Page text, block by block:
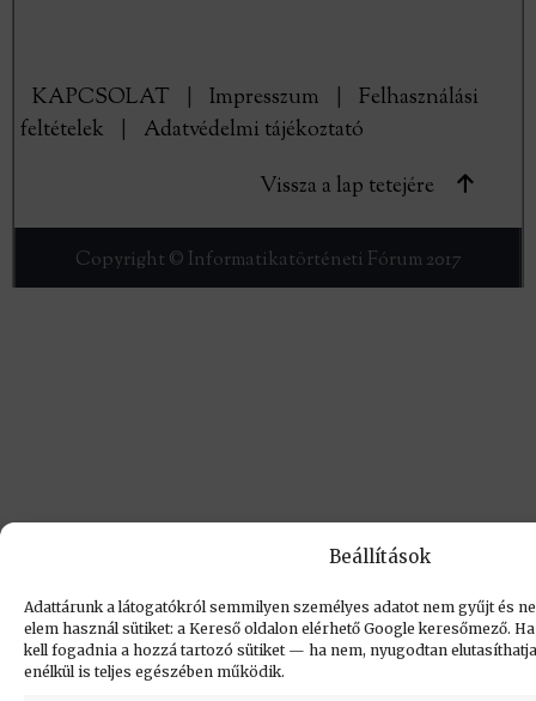
Beállítások
Adattárunk a látogatókról semmilyen személyes adatot nem gyűjt és
elem használ sütiket: a Kereső oldalon elérhető Google keresőmező.
kell fogadnia a hozzá tartozó sütiket — ha nem, nyugodtan
enélkül is teljes egészében működik.
KAPCSOLAT Impresszum
Felhasználási
feltételek
Adatvédelmi tájékoztató
Vissza a lap tetejére
Copyright © Informatikatörténeti Fórum 2017